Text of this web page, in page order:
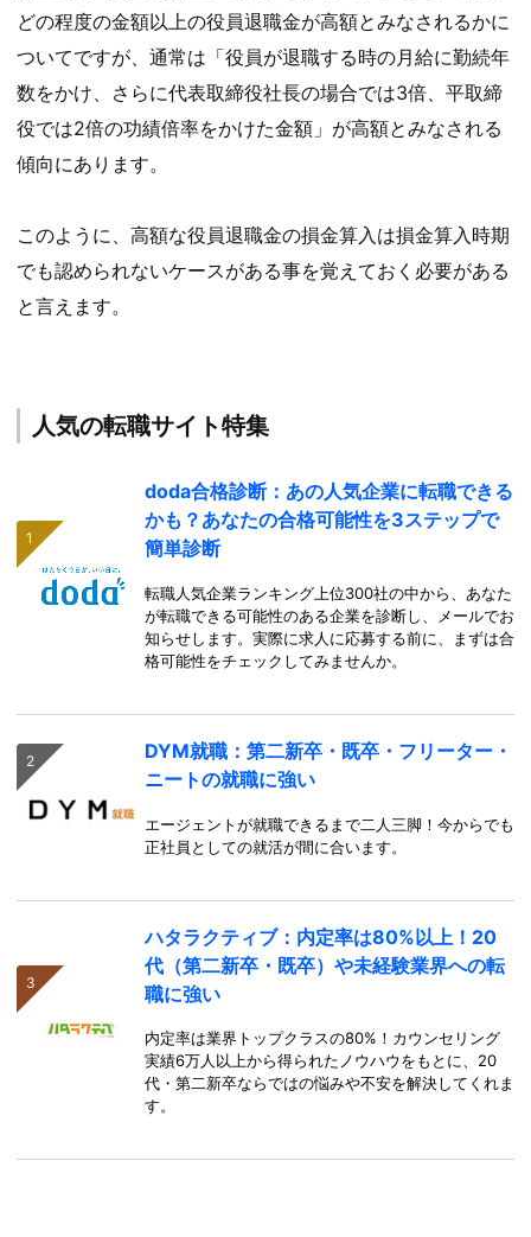
どの程度の金額以上の役員退職金が高額とみなされるかに
ついてですが、通常は「役員が退職する時の月給に勤続年
数をかけ、さらに代表取締役社長の場合では3倍、平取締
役では2倍の功績倍率をかけた金額」が高額とみなされる
傾向にあります。
このように、高額な役員退職金の損金算入は損金算入時期
でも認められないケースがある事を覚えておく必要がある
と言えます。
人気の転職サイト特集
doda合格診断：あの人気企業に転職できる
かも？あなたの合格可能性を3ステップで
簡単診断
転職人気企業ランキング上位300社の中から、あなた
が転職できる可能性のある企業を診断し、メールでお
知らせします。実際に求人に応募する前に、まずは合
格可能性をチェックしてみませんか。
DYM就職：第二新卒・既卒・フリーター・
ニートの就職に強い
エージェントが就職できるまで二人三脚！今からでも
正社員としての就活が間に合います。
ハタラクティブ：内定率は80%以上！20
代（第二新卒・既卒）や未経験業界への転
職に強い
内定率は業界トップクラスの80%！カウンセリング
実績6万人以上から得られたノウハウをもとに、20
代・第二新卒ならではの悩みや不安を解決してくれま
す。